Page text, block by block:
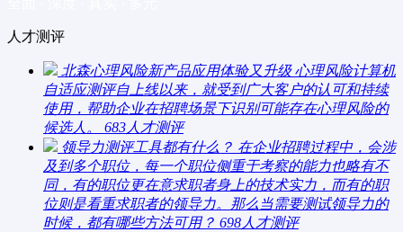
人才测评
北森心理风险新产品应用体验又升级 心理风险计算机
自适应测评自上线以来，就受到广大客户的认可和持续
使用，帮助企业在招聘场景下识别可能存在心理风险的
候选人。
683 人才测评
领导力测评工具都有什么？ 在企业招聘过程中，会涉
及到多个职位，每一个职位侧重于考察的能力也略有不
同，有的职位更在意求职者身上的技术实力，而有的职
位则是看重求职者的领导力。那么当需要测试领导力的
时候，都有哪些方法可用？ 698 人才测评